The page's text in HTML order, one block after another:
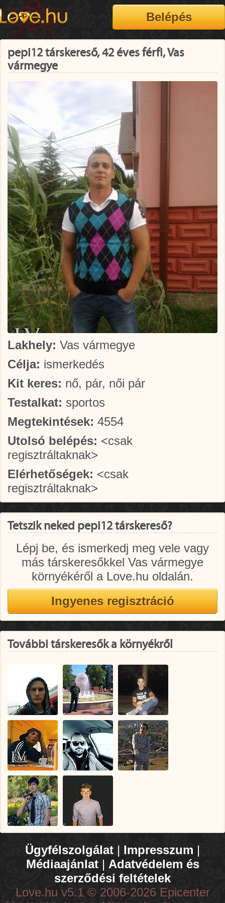
pepi12 társkereső, 42 éves férfi, Vas
vármegye
Lakhely: Vas vármegye
Célja: ismerkedés
Kit keres: nő, pár, női pár
Testalkat: sportos
Megtekintések: 4554
Utolsó belépés: <csak
regisztráltaknak>
Elérhetőségek: <csak
regisztráltaknak>
Tetszik neked pepi12 társkereső?
Lépj be, és ismerkedj meg vele vagy
más társkeresőkkel Vas vármegye
környékéről a Love.hu oldalán.
További társkeresők a környékről
Ügyfélszolgálat | Impresszum |
Médiaajánlat| Adatvédelem és
szerződési feltételek
Love.hu v5.1 © 2006-2026 Epicenter